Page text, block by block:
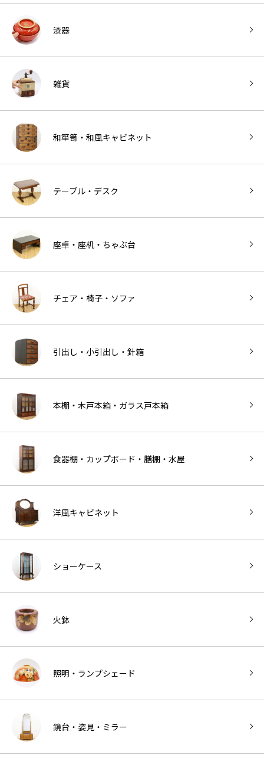
漆器
雑貨
和箪笥・和風キャビネット
テーブル・デスク
座卓・座机・ちゃぶ台
チェア・椅子・ソファ
引出し・小引出し・針箱
本棚・木戸本箱・ガラス戸本箱
食器棚・カップボード・膳棚・水屋
洋風キャビネット
ショーケース
火鉢
照明・ランプシェード
鏡台・姿見・ミラー